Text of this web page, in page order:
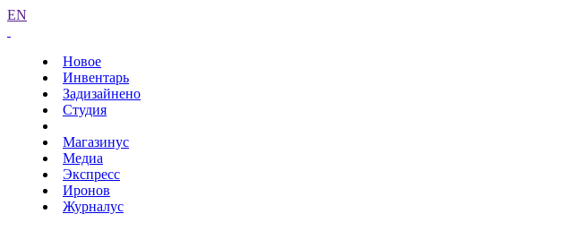
EN
Новое
Инвентарь
Задизайнено
Студия
Магазинус
Медиа
Экспресс
Иронов
Журналус